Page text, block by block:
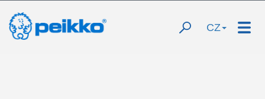
CZ